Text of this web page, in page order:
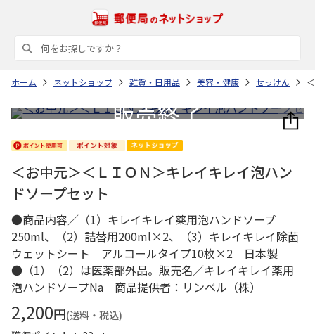
ホーム ネットショップ 雑貨・日用品 美容・健康 せっけん
＜お中元＞＜ＬＩＯＮ＞キレイキレイ泡ハン
ドソープセット
●商品内容／（1）キレイキレイ薬用泡ハンドソープ
250ml、（2）詰替用200ml×2、（3）キレイキレイ除菌
ウェットシート アルコールタイプ10枚×2 日本製
●（1）（2）は医薬部外品。販売名／キレイキレイ薬用
泡ハンドソープNa 商品提供者：リンベル（株）
2,200円(送料・税込)